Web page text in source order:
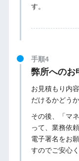
す。
手順4
弊所へのお
お見積もり内
だけるかどう
その後、「マ
って、業務依
電子署名をお
すのでご安心く